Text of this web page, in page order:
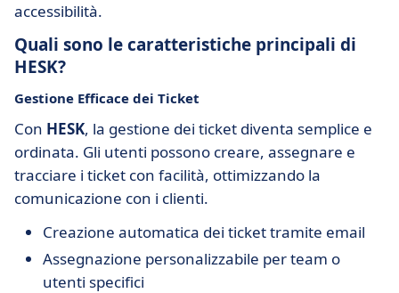
accessibilità.
Quali sono le caratteristiche principali di
HESK?
Gestione Efficace dei Ticket
Con HESK, la gestione dei ticket diventa semplice e
ordinata. Gli utenti possono creare, assegnare e
tracciare i ticket con facilità, ottimizzando la
comunicazione con i clienti.
Creazione automatica dei ticket tramite email
Assegnazione personalizzabile per team o
utenti specifici